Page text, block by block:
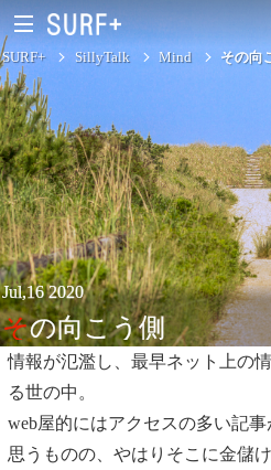
Current Affairs
Life In Surfing
Vibration
Mind
Clips
SURF+ SillyTalk Mind その向
Jul,16 2020
その向こう側
情報が氾濫し、最早ネット上の
る世の中。
web屋的にはアクセスの多い記
思うものの、やはりそこに金儲